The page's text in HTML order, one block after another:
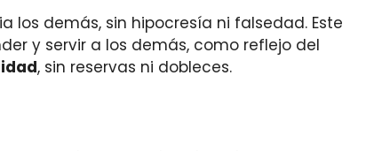
los demás, sin hipocresía ni falsedad. Este
y servir a los demás, como reflejo del
, sin reservas ni dobleces.